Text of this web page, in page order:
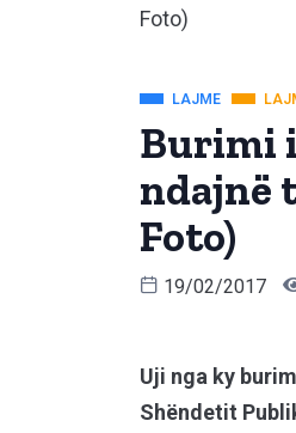
LAJME
Burimi
ndajnë
Foto)
19/02/2017
Uji nga ky
Shëndetit